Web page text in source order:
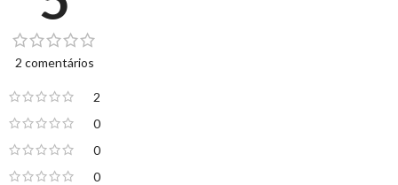
2 comentários
2
0
0
0